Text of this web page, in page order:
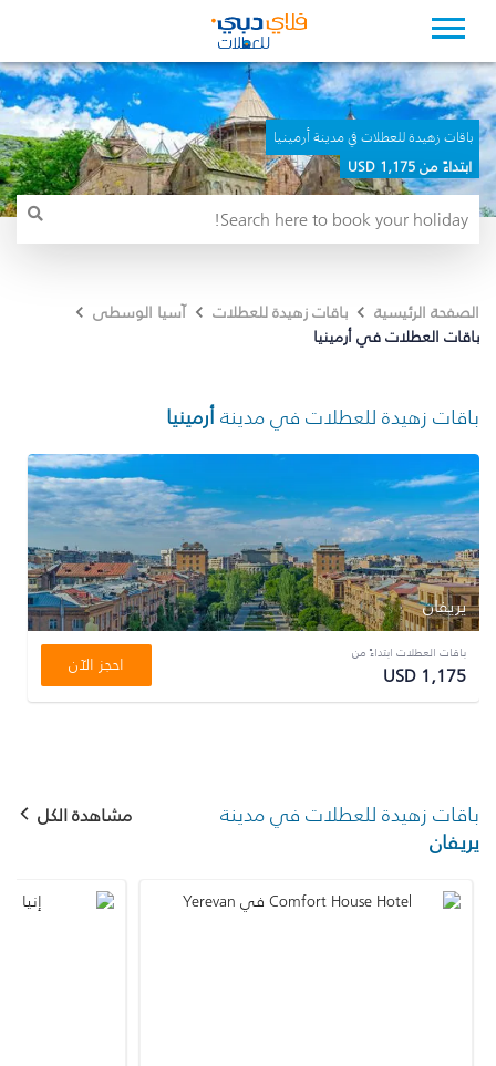
باقات زهيدة للعطلات في مدينة أرمينيا
ابتداءً من 1,175 USD
الصفحة الرئيسية باقات زهيدة للعطلات
آسيا الوسطى
باقات العطلات في أرمينيا
باقات زهيدة للعطلات في مدينةأرمينيا
يريفان
باقات العطلات ابتداءً من
USD 1,175 احجز الآن
باقات زهيدة للعطلات في مدينة
يريفان
مشاهدة الكل